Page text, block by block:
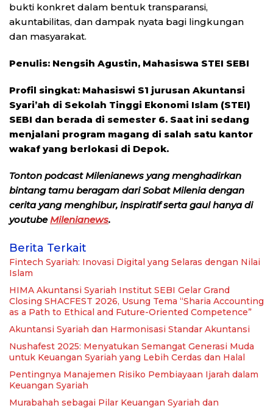
bukti konkret dalam bentuk transparansi,
akuntabilitas, dan dampak nyata bagi lingkungan
dan masyarakat.
Penulis: Nengsih Agustin, Mahasiswa STEI SEBI
Profil singkat: Mahasiswi S1 jurusan Akuntansi
Syari’ah di Sekolah Tinggi Ekonomi Islam (STEI)
SEBI dan berada di semester 6. Saat ini sedang
menjalani program magang di salah satu kantor
wakaf yang berlokasi di Depok.
Tonton podcast Milenianews yang menghadirkan
bintang tamu beragam dari Sobat Milenia dengan
cerita yang menghibur, inspiratif serta gaul hanya di
youtube Milenianews.
Berita Terkait
Fintech Syariah: Inovasi Digital yang Selaras dengan Nilai
Islam
HIMA Akuntansi Syariah Institut SEBI Gelar Grand
Closing SHACFEST 2026, Usung Tema “Sharia Accounting
as a Path to Ethical and Future-Oriented Competence”
Akuntansi Syariah dan Harmonisasi Standar Akuntansi
Nushafest 2025: Menyatukan Semangat Generasi Muda
untuk Keuangan Syariah yang Lebih Cerdas dan Halal
Pentingnya Manajemen Risiko Pembiayaan Ijarah dalam
Keuangan Syariah
Murabahah sebagai Pilar Keuangan Syariah dan